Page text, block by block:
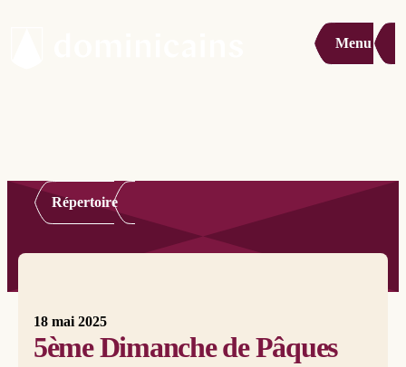
Menu
Répertoire
18 mai 2025
5ème Dimanche de Pâques